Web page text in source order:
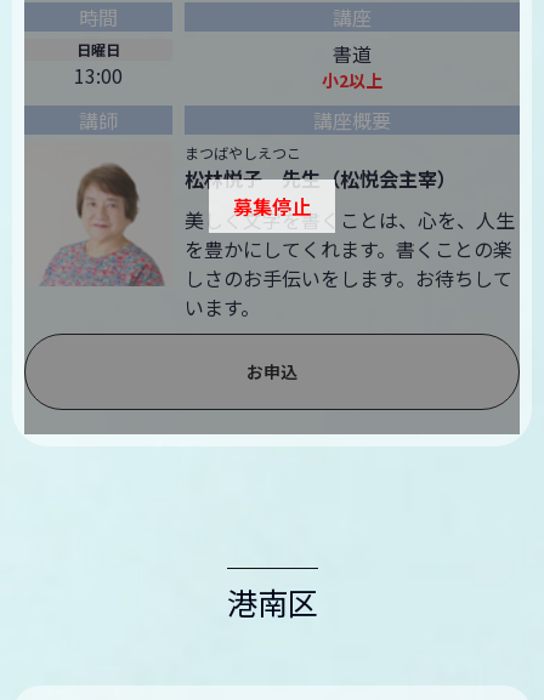
日曜日
13:00
書道
小2以上
まつばやしえつこ
松林悦子 先生（松悦会主宰）
美しく文字を書くことは、心を、人生
を豊かにしてくれます。書くことの楽
しさのお手伝いをします。お待ちして
います。
お申込
募集停止
港南区